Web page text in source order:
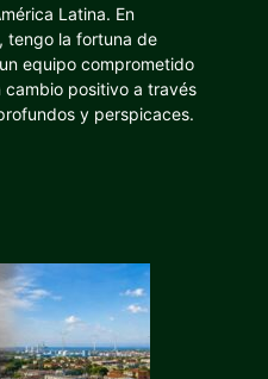
Latina. En
tengo la fortuna de
equipo comprometido
cambio positivo a través
y perspicaces.